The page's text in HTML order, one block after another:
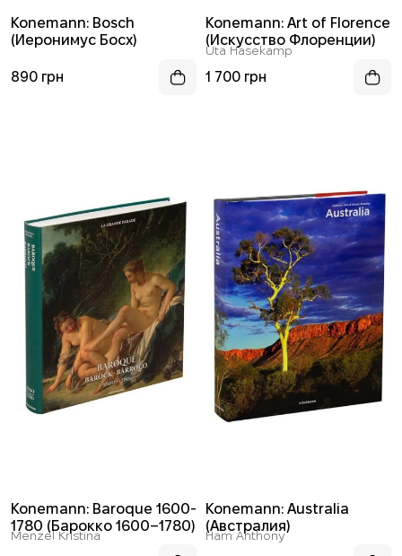
Konemann: Bosch
(Иеронимус Босх)
890 грн
Konemann: Art of Florence
(Искусство Флоренции)
Uta Hasekamp
1 700 грн
Konemann: Baroque 1600-
1780 (Барокко 1600–1780)
Menzel Kristina
Konemann: Australia
(Австралия)
Ham Anthony